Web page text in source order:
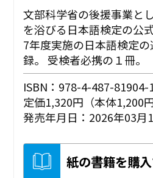
文部科学省の後援事業と
を浴びる日本語検定の公
7年度実施の日本語検定
録。 受検者必携の１冊。
ISBN：978-4-487-81904-
定価1,320円（本体1,200
発売年月日：2026年03月
紙の書籍を購